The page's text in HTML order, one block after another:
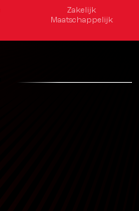
Zakelijk
Maatschappelijk